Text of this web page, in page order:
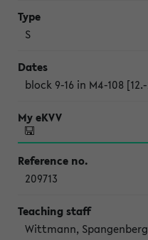
S
block 9-16 in M4-108
209713
Wittmann, Spangenberg